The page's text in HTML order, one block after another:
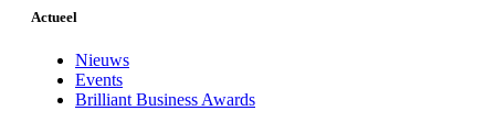
Actueel
Nieuws
Events
Brilliant Business Awards